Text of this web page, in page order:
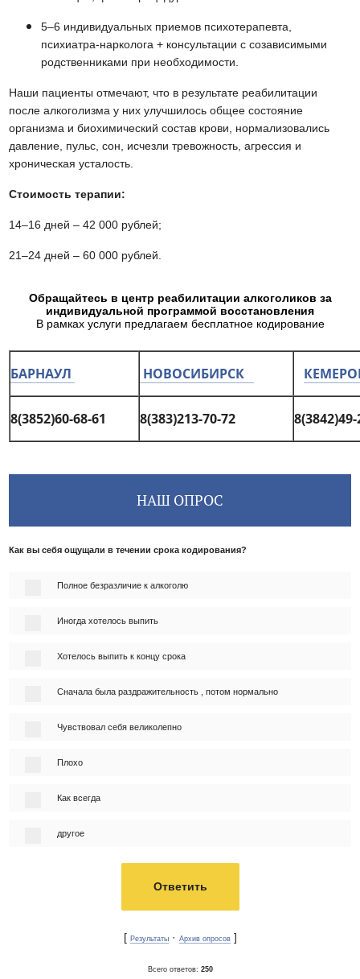
5–6 индивидуальных приемов психотерапевта,
психиатра-нарколога + консультации с созависимыми
родственниками при необходимости.
Наши пациенты отмечают, что в результате реабилитации
после алкоголизма у них улучшилось общее состояние
организма и биохимический состав крови, нормализовались
давление, пульс, сон, исчезли тревожность, агрессия и
хроническая усталость.
Стоимость терапии:
14–16 дней – 42 000 рублей;
21–24 дней – 60 000 рублей.
Обращайтесь в центр реабилитации алкоголиков за
индивидуальной программой восстановления
В рамках услуги предлагаем бесплатное кодирование
БАРНАУЛ НОВОСИБИРСК
8(3852)60-68-61 8(383)213-70-72
НАШ ОПРОС
Как вы себя ощущали в течении срока кодирования?
Полное безразличие к алкоголю
Иногда хотелось выпить
Хотелось выпить к концу срока
Сначала была раздражительность , потом нормально
Чувствовал себя великолепно
Плохо
Как всегда
другое
[ Результаты· Архив опросов]
Всего ответов: 250